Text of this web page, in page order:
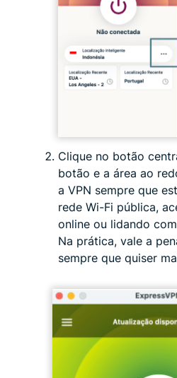
Clique no botão
botão e a área ao
a VPN sempre que
rede Wi-Fi pública,
online ou lidando
Na prática, vale a
sempre que quiser